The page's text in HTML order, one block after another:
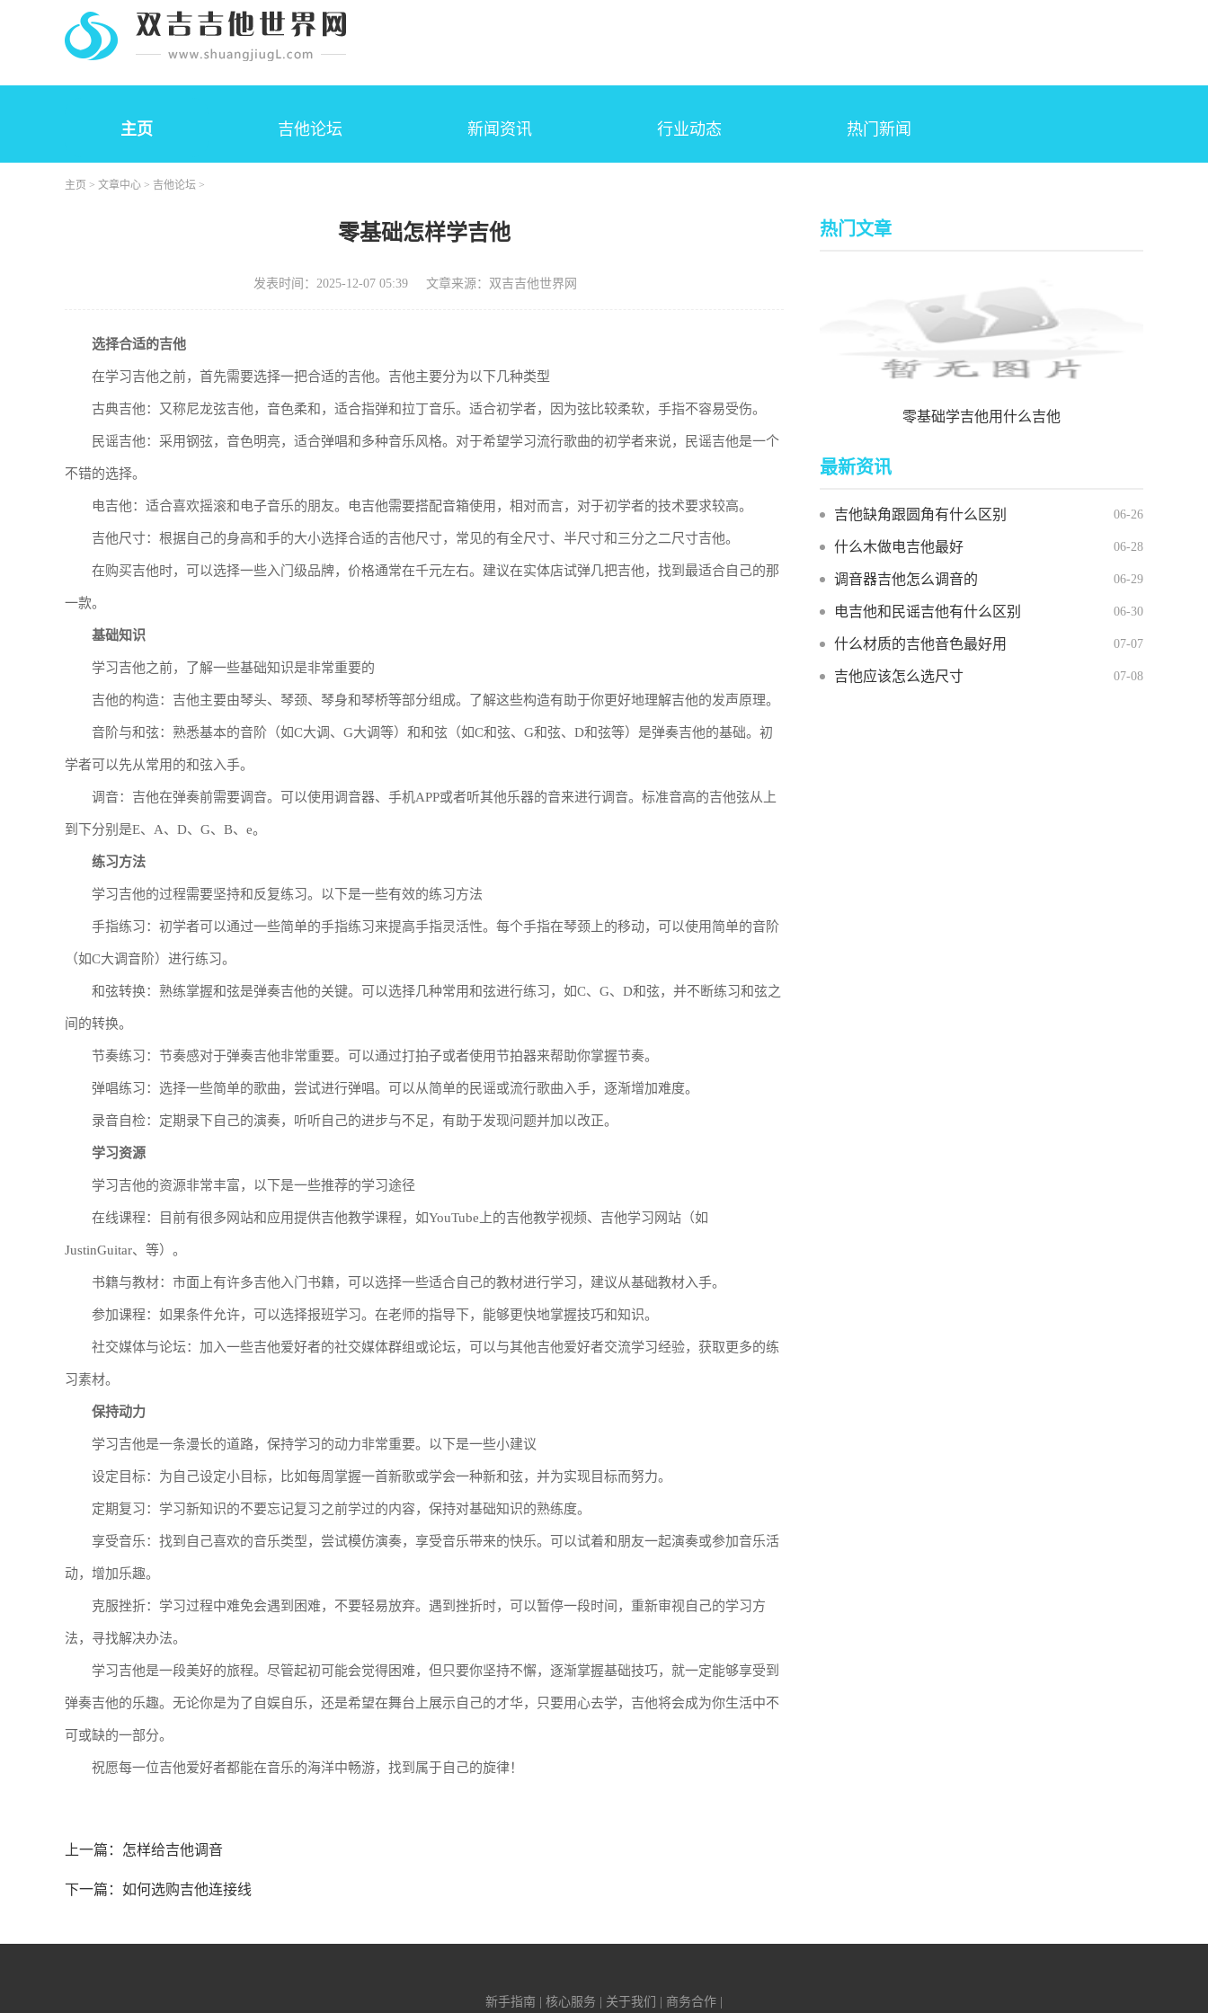
主页 吉他论坛 新闻资讯 行业动态 热门新闻
主页 > 文章中心 > 吉他论坛 >
零基础怎样学吉他
发表时间：2025-12-07 05:39 文章来源：双吉吉他世界网
选择合适的吉他
在学习吉他之前，首先需要选择一把合适的吉他。吉他主要分为以下几种类型
古典吉他：又称尼龙弦吉他，音色柔和，适合指弹和拉丁音乐。适合初学者，因为弦比较柔软，手指不容易受伤。
民谣吉他：采用钢弦，音色明亮，适合弹唱和多种音乐风格。对于希望学习流行歌曲的初学者来说，民谣吉他是一个
不错的选择。
电吉他：适合喜欢摇滚和电子音乐的朋友。电吉他需要搭配音箱使用，相对而言，对于初学者的技术要求较高。
吉他尺寸：根据自己的身高和手的大小选择合适的吉他尺寸，常见的有全尺寸、半尺寸和三分之二尺寸吉他。
在购买吉他时，可以选择一些入门级品牌，价格通常在千元左右。建议在实体店试弹几把吉他，找到最适合自己的那
一款。
基础知识
学习吉他之前，了解一些基础知识是非常重要的
吉他的构造：吉他主要由琴头、琴颈、琴身和琴桥等部分组成。了解这些构造有助于你更好地理解吉他的发声原理。
音阶与和弦：熟悉基本的音阶（如C大调、G大调等）和和弦（如C和弦、G和弦、D和弦等）是弹奏吉他的基础。初
学者可以先从常用的和弦入手。
调音：吉他在弹奏前需要调音。可以使用调音器、手机APP或者听其他乐器的音来进行调音。标准音高的吉他弦从上
到下分别是E、A、D、G、B、e。
练习方法
学习吉他的过程需要坚持和反复练习。以下是一些有效的练习方法
手指练习：初学者可以通过一些简单的手指练习来提高手指灵活性。每个手指在琴颈上的移动，可以使用简单的音阶
（如C大调音阶）进行练习。
和弦转换：熟练掌握和弦是弹奏吉他的关键。可以选择几种常用和弦进行练习，如C、G、D和弦，并不断练习和弦之
间的转换。
节奏练习：节奏感对于弹奏吉他非常重要。可以通过打拍子或者使用节拍器来帮助你掌握节奏。
弹唱练习：选择一些简单的歌曲，尝试进行弹唱。可以从简单的民谣或流行歌曲入手，逐渐增加难度。
录音自检：定期录下自己的演奏，听听自己的进步与不足，有助于发现问题并加以改正。
学习资源
学习吉他的资源非常丰富，以下是一些推荐的学习途径
在线课程：目前有很多网站和应用提供吉他教学课程，如YouTube上的吉他教学视频、吉他学习网站（如
JustinGuitar、等）。
书籍与教材：市面上有许多吉他入门书籍，可以选择一些适合自己的教材进行学习，建议从基础教材入手。
参加课程：如果条件允许，可以选择报班学习。在老师的指导下，能够更快地掌握技巧和知识。
社交媒体与论坛：加入一些吉他爱好者的社交媒体群组或论坛，可以与其他吉他爱好者交流学习经验，获取更多的练
习素材。
保持动力
学习吉他是一条漫长的道路，保持学习的动力非常重要。以下是一些小建议
设定目标：为自己设定小目标，比如每周掌握一首新歌或学会一种新和弦，并为实现目标而努力。
定期复习：学习新知识的不要忘记复习之前学过的内容，保持对基础知识的熟练度。
享受音乐：找到自己喜欢的音乐类型，尝试模仿演奏，享受音乐带来的快乐。可以试着和朋友一起演奏或参加音乐活
动，增加乐趣。
克服挫折：学习过程中难免会遇到困难，不要轻易放弃。遇到挫折时，可以暂停一段时间，重新审视自己的学习方
法，寻找解决办法。
学习吉他是一段美好的旅程。尽管起初可能会觉得困难，但只要你坚持不懈，逐渐掌握基础技巧，就一定能够享受到
弹奏吉他的乐趣。无论你是为了自娱自乐，还是希望在舞台上展示自己的才华，只要用心去学，吉他将会成为你生活中不
可或缺的一部分。
祝愿每一位吉他爱好者都能在音乐的海洋中畅游，找到属于自己的旋律！
上一篇： 怎样给吉他调音
下一篇： 如何选购吉他连接线
热门文章
零基础学吉他用什么吉他
最新资讯
吉他缺角跟圆角有什么区别 06-26
什么木做电吉他最好 06-28
调音器吉他怎么调音的 06-29
电吉他和民谣吉他有什么区别 06-30
什么材质的吉他音色最好用 07-07
吉他应该怎么选尺寸 07-08
新手指南 | 核心服务 | 关于我们 | 商务合作 |